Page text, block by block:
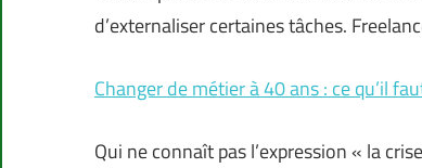
d’externaliser certaines tâches.
Changer de métier à 40 ans : ce qu’il
Qui ne connaît pas l’expression « la